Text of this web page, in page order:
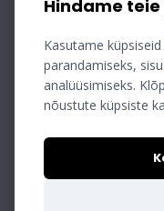
Hindame
Kasutame
parandamiseks,
analüüsimiseks.
nõustute küpsiste